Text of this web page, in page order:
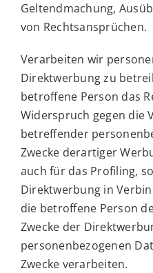
Geltendmachung,
von Rechtsansprüchen.
Verarbeiten wir
Direktwerbung zu
betroffene Person das
Widerspruch gegen die
betreffender
Zwecke derartiger
auch für das Profiling,
Direktwerbung in
die betroffene Person
Zwecke der
personenbezogenen
Zwecke verarbeiten.